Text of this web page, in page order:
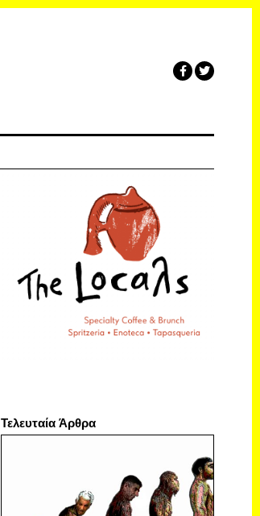
Τελευταία Άρθρα